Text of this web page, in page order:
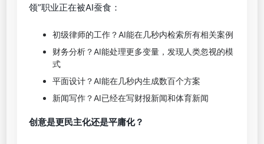
领”职业正在被AI蚕食：
初级律师的工作？AI能在几秒内检索所有相关案例
财务分析？AI能处理更多变量，发现人类忽视的模
式
平面设计？AI能在几秒内生成数百个方案
新闻写作？AI已经在写财报新闻和体育新闻
创意是更民主化还是平庸化？